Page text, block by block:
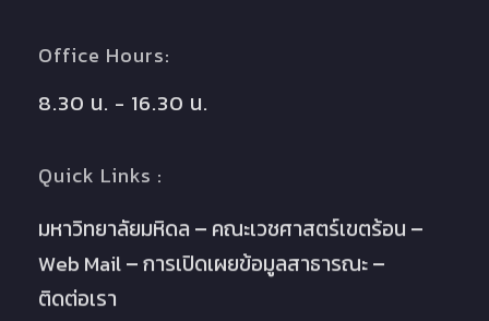
Office Hours:
8.30 น. - 16.30 น.
Quick Links :
มหาวิทยาลัยมหิดล
คณะเวชศาสตร์เขตร้อน
Web Mail
การเปิดเผยข้อมูลสาธารณะ
ติดต่อเรา